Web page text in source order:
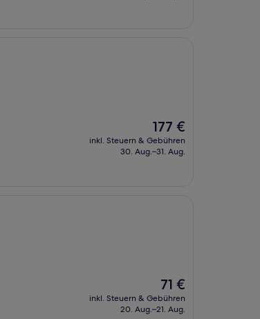
Der
Preis
beträgt
177 €
inkl. Steuern & Gebühren
30. Aug.–31. Aug.
Der
Preis
beträgt
71 €
inkl. Steuern & Gebühren
20. Aug.–21. Aug.